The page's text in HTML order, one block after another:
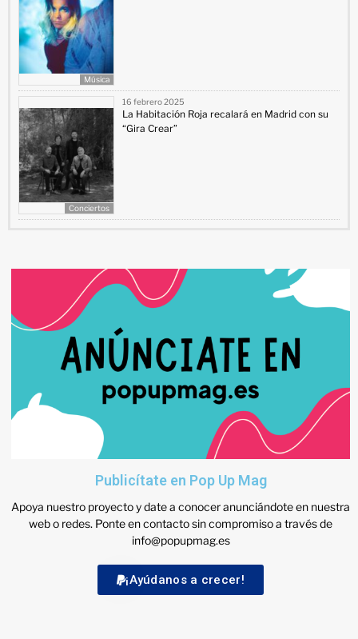
Música
Conciertos
16 febrero 2025
La Habitación Roja recalará en Madrid con su
“Gira Crear”
Publicítate en Pop Up Mag
Apoya nuestro proyecto y date a conocer anunciándote en nuestra
web o redes. Ponte en contacto sin compromiso a través de
info@popupmag.es
¡Ayúdanos a crecer!